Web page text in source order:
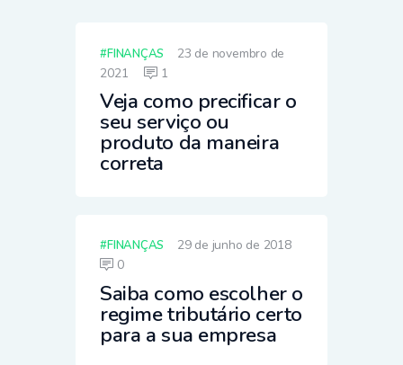
FINANÇAS
23 de novembro de
2021
1
Veja como precificar o
seu serviço ou
produto da maneira
correta
FINANÇAS
29 de junho de 2018
0
Saiba como escolher o
regime tributário certo
para a sua empresa